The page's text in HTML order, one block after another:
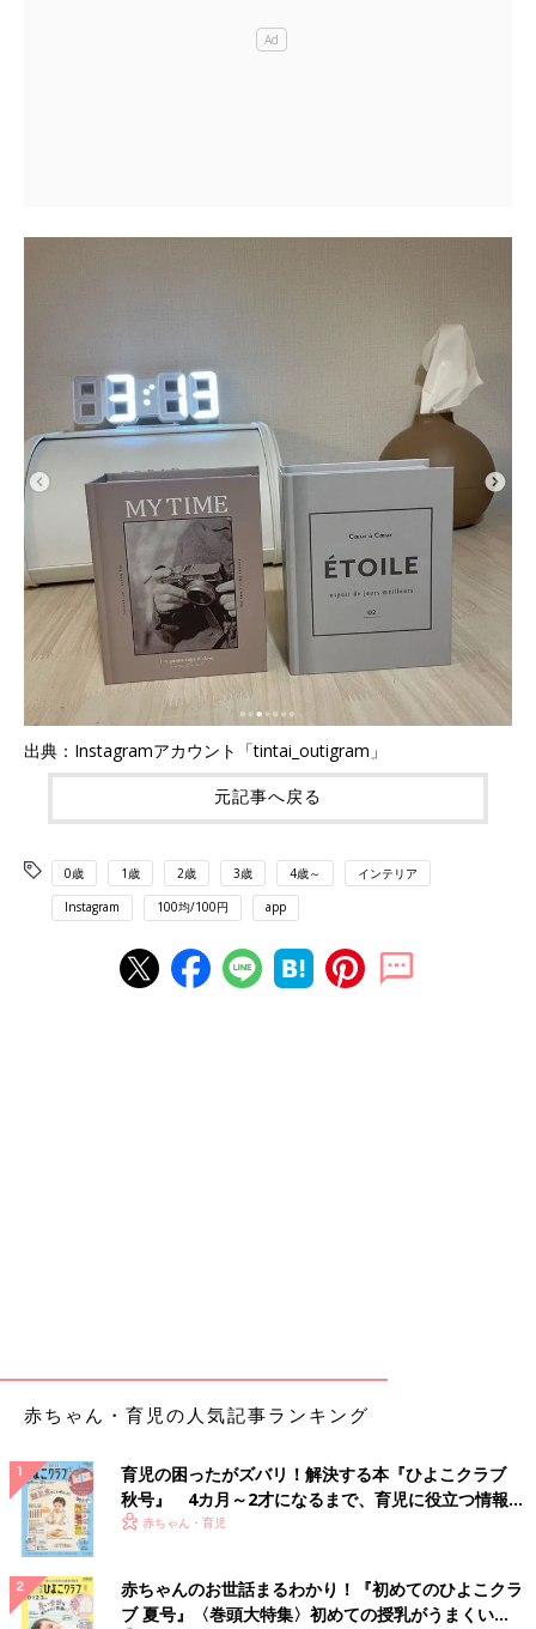
出典：Instagramアカウント「tintai_outigram」
元記事へ戻る
0歳 1歳 2歳 3歳 4歳～ インテリア
Instagram 100均/100円 app
赤ちゃん・育児の人気記事ランキング
育児の困ったがズバリ！解決する本『ひよこクラブ
秋号』 4カ月～2才になるまで、育児に役立つ情報が
いっぱい！
赤ちゃん・育児
赤ちゃんのお世話まるわかり！『初めてのひよこクラ
ブ 夏号』〈巻頭大特集〉初めての授乳がうまくい